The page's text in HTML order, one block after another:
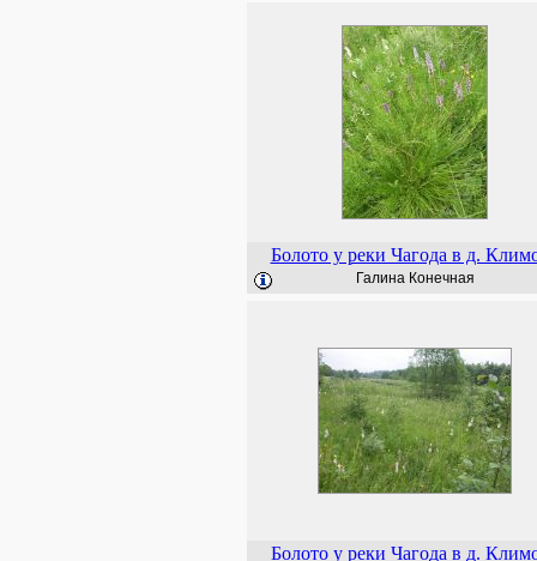
Болото у реки Чагода в д.
Галина Конечная
Болото у реки Чагода в д.